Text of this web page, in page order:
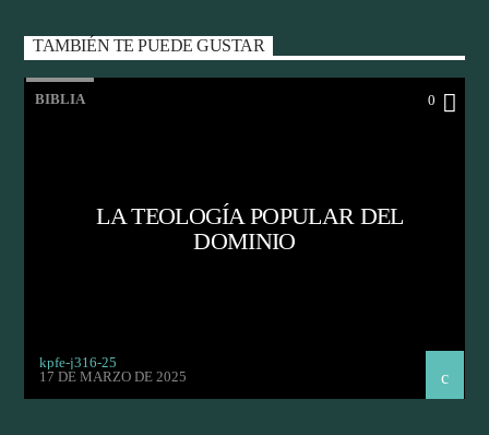
TAMBIÉN TE PUEDE GUSTAR
BIBLIA 0
LA TEOLOGÍA POPULAR DEL
DOMINIO
kpfe-j316-25
17 DE MARZO DE 2025